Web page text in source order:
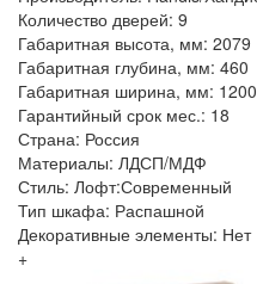
Количество дверей: 9
Габаритная высота, мм: 2079
Габаритная глубина, мм: 460
Габаритная ширина, мм: 1200
Гарантийный срок мес.: 18
Страна: Россия
Материалы: ЛДСП/МДФ
Стиль: Лофт:Современный
Тип шкафа: Распашной
Декоративные элементы: Нет
+